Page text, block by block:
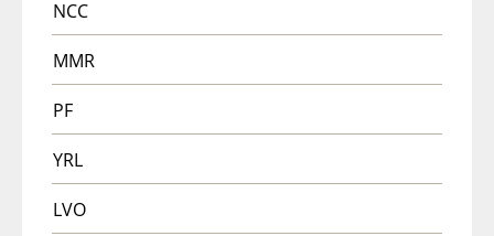
NCC
MMR
PF
YRL
LVO